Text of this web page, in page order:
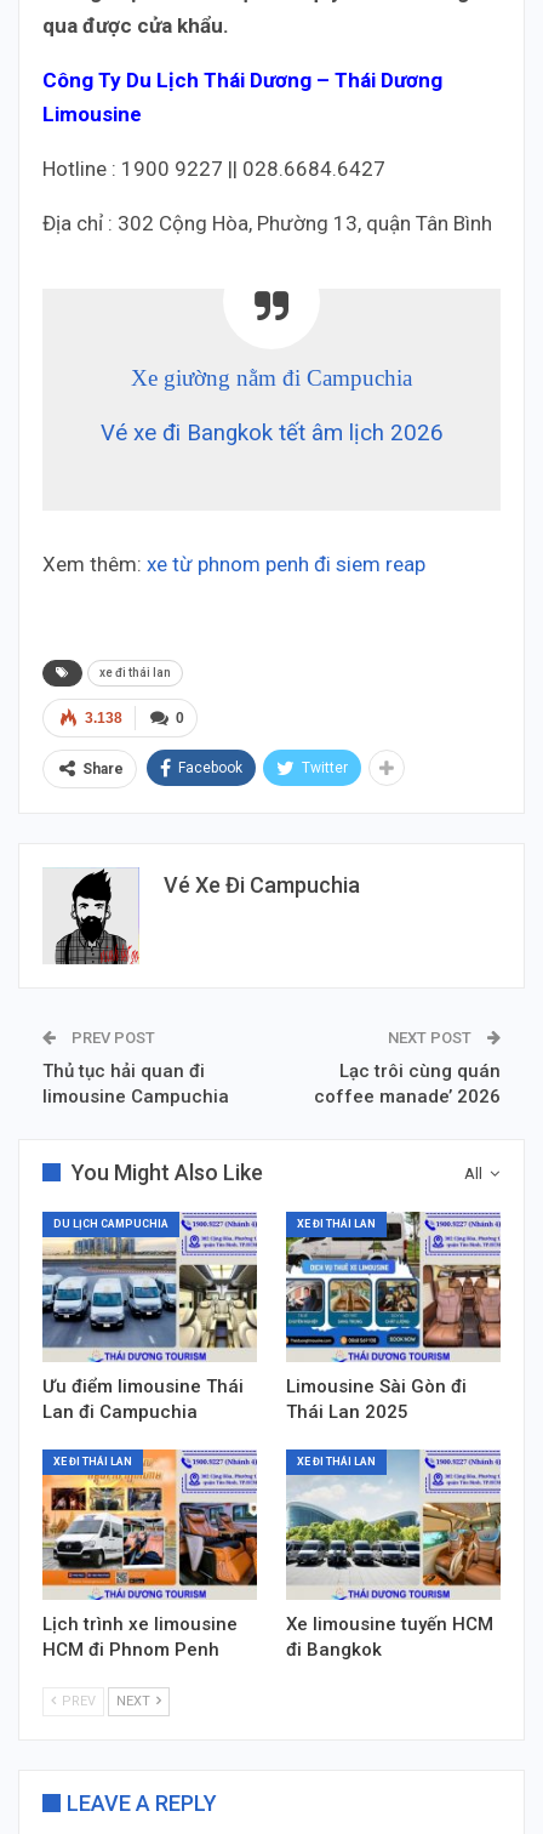
qua được cửa khẩu.
Công Ty Du Lịch Thái Dương – Thái Dương
Limousine
Hotline : 1900 9227 || 028.6684.6427
Địa chỉ : 302 Cộng Hòa, Phường 13, quận Tân Bình
Xe giường nằm đi Campuchia
Vé xe đi Bangkok tết âm lịch 2026
Xem thêm: xe từ phnom penh đi siem reap
xe đi thái lan
0
3.138
Share Facebook Twitter
Vé Xe Đi Campuchia
PREV POST
Thủ tục hải quan đi
limousine Campuchia
NEXT POST
Lạc trôi cùng quán
coffee manade’ 2026
All
You Might Also Like
DU LỊCH CAMPUCHIA
Ưu điểm limousine Thái
Lan đi Campuchia
XE ĐI THÁI LAN
Limousine Sài Gòn đi
Thái Lan 2025
XE ĐI THÁI LAN
Lịch trình xe limousine
HCM đi Phnom Penh
XE ĐI THÁI LAN
Xe limousine tuyến HCM
đi Bangkok
PREV NEXT
LEAVE A REPLY